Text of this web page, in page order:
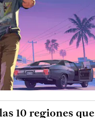
10 regiones que